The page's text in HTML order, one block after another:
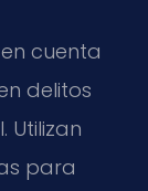
cuenta
delitos
Utilizan
para